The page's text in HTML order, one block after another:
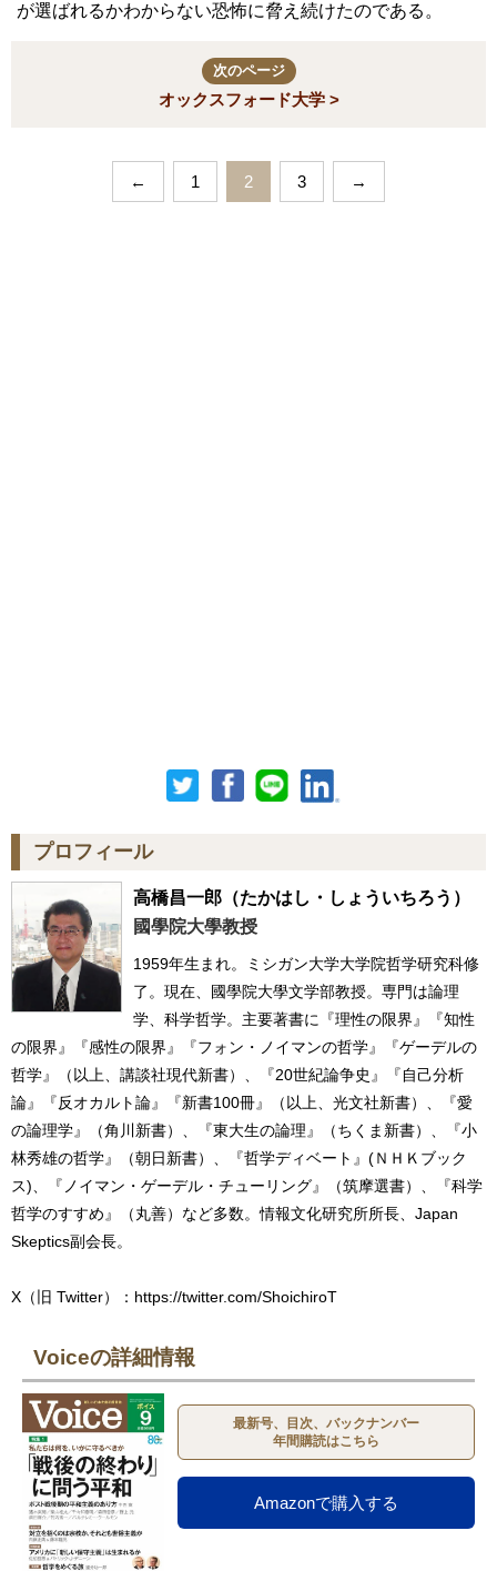
が選ばれるかわからない恐怖に脅え続けたのである。
次のページ
オックスフォード大学 >
← 1 2 3 →
プロフィール
高橋昌一郎 （たかはし・しょういちろう）
國學院大學教授
1959年生まれ。ミシガン大学大学院哲学研究科修
了。現在、國學院大學文学部教授。専門は論理
学、科学哲学。主要著書に『理性の限界』『知性
の限界』『感性の限界』『フォン・ノイマンの哲学』『ゲーデルの
哲学』（以上、講談社現代新書）、『20世紀論争史』『自己分析
論』『反オカルト論』『新書100冊』（以上、光文社新書）、『愛
の論理学』（角川新書）、『東大生の論理』（ちくま新書）、『小
林秀雄の哲学』（朝日新書）、『哲学ディベート』(ＮＨＫブック
ス)、『ノイマン・ゲーデル・チューリング』（筑摩選書）、『科学
哲学のすすめ』（丸善）など多数。情報文化研究所所長、Japan
Skeptics副会長。
X（旧 Twitter）：https://twitter.com/ShoichiroT
Voiceの詳細情報
最新号、目次、バックナンバー
年間購読はこちら
Amazonで購入する